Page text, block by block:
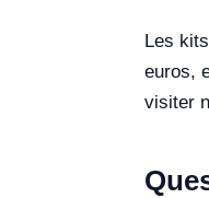
Les
euros,
visiter